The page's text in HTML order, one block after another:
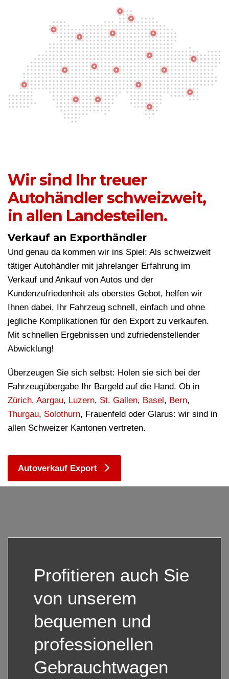
Wir sind Ihr treuer
Autohändler schweizweit,
in allen Landesteilen.
Verkauf an Exporthändler
Und genau da kommen wir ins Spiel: Als schweizweit
tätiger Autohändler mit jahrelanger Erfahrung im
Verkauf und Ankauf von Autos und der
Kundenzufriedenheit als oberstes Gebot, helfen wir
Ihnen dabei, Ihr Fahrzeug schnell, einfach und ohne
jegliche Komplikationen für den Export zu verkaufen.
Mit schnellen Ergebnissen und zufriedenstellender
Abwicklung!
Überzeugen Sie sich selbst: Holen sie sich bei der
Fahrzeugübergabe Ihr Bargeld auf die Hand. Ob in
Zürich, Aargau, Luzern, St. Gallen, Basel , Bern,
Thurgau, Solothurn, Frauenfeld oder Glarus: wir sind in
allen Schweizer Kantonen vertreten.
Autoverkauf Export
Profitieren auch Sie
von unserem
bequemen und
professionellen
Gebrauchtwagen